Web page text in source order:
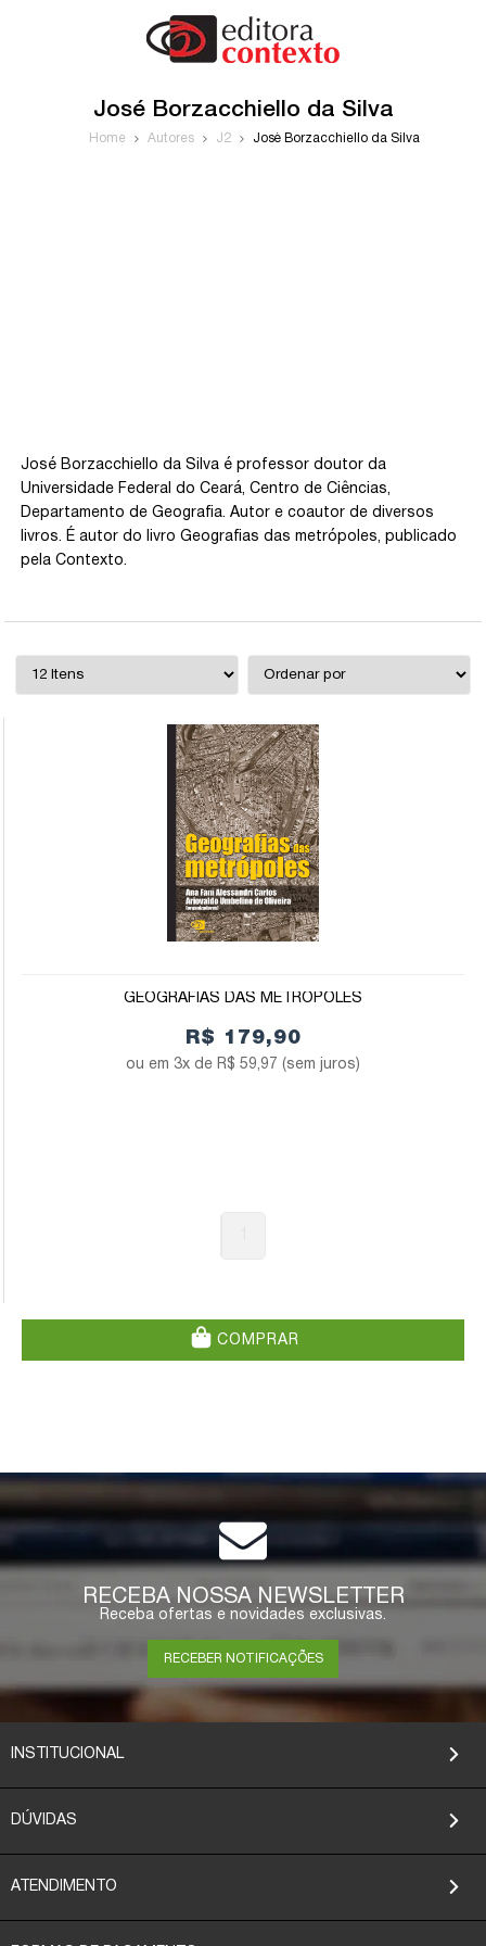
José Borzacchiello da Silva
Home Autores J2 José Borzacchiello da Silva
José Borzacchiello da Silva é professor doutor da
Universidade Federal do Ceará, Centro de Ciências,
Departamento de Geografia. Autor e coautor de diversos
livros. É autor do livro Geografias das metrópoles, publicado
pela Contexto.
GEOGRAFIAS DAS METRÓPOLES
R$ 179,90
3x de R$ 59,97 (sem juros)
COMPRAR
RECEBA NOSSA NEWSLETTER
Receba ofertas e novidades exclusivas.
RECEBER NOTIFICAÇÕES
INSTITUCIONAL
DÚVIDAS
ATENDIMENTO